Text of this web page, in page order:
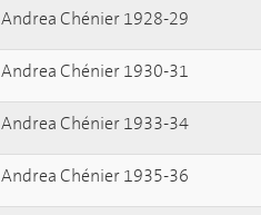
Andrea Chénier 1928-29
Andrea Chénier 1930-31
Andrea Chénier 1933-34
Andrea Chénier 1935-36